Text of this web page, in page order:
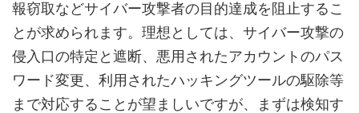
報窃取などサイバー攻撃者の目的達成を阻止するこ
とが求められます。理想としては、サイバー攻撃の
侵入口の特定と遮断、悪用されたアカウントのパス
ワード変更、利用されたハッキングツールの駆除等
まで対応することが望ましいですが、まずは検知す